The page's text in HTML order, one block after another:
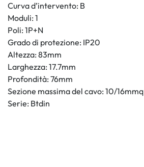
Curva d’intervento: B
Moduli: 1
Poli: 1P+N
Grado di protezione: IP20
Altezza: 83mm
Larghezza: 17.7mm
Profondità: 76mm
Sezione massima del cavo: 10/16mmq
Serie: Btdin